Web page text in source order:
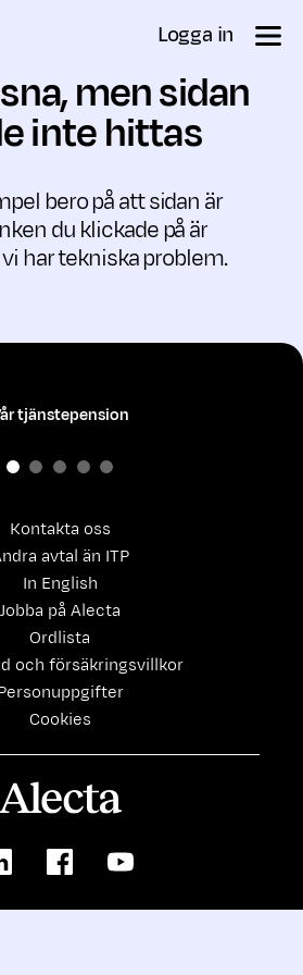
Logga in
men sidan
inte hittas
bero på att sidan är
du klickade på är
har tekniska problem.
Kontakta oss
avtal än ITP
In English
Jobba på Alecta
Ordlista
och försäkringsvillkor
Cookies
tjänstepension
FacebookYoutube
Alecta